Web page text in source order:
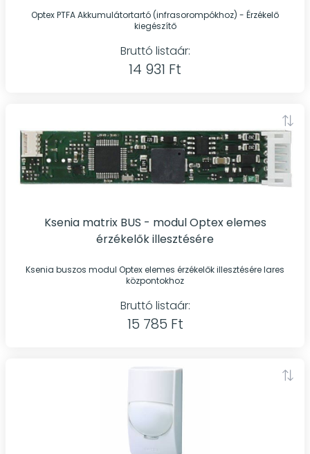
Optex PTFA Akkumulátortartó (infrasorompókhoz) - Érzékelő
kiegészítő
Bruttó listaár:
14 931 Ft
Ksenia matrix BUS - modul Optex elemes
érzékelők illesztésére
Ksenia buszos modul Optex elemes érzékelők illesztésére lares
központokhoz
Bruttó listaár:
15 785 Ft